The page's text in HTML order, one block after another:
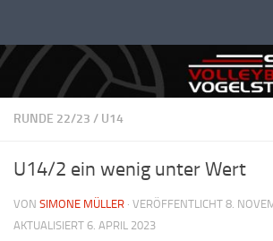
RUNDE 22/23 / U14
U14/2 ein wenig unter Wert
VON SIMONE MÜLLER · VERÖFFENTLICHT 8.
AKTUALISIERT 6. APRIL 2023